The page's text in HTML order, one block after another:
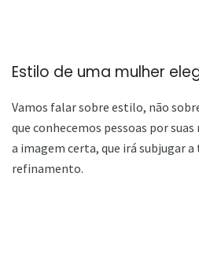
Estilo de uma mulher
Vamos falar sobre estilo, não
que conhecemos pessoas por
a imagem certa, que irá subjugar a
refinamento.